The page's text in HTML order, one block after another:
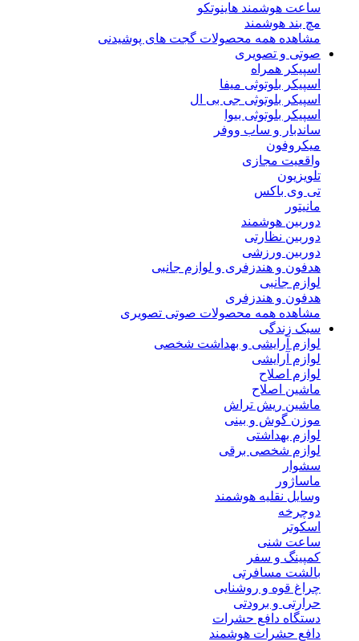
ساعت هوشمند هاینوتکو
مچ بند هوشمند
مشاهده همه محصولات گجت های پوشیدنی
صوتی و تصویری
اسپیکر همراه
اسپیکر بلوتوثی میفا
اسپیکر بلوتوثی جی بی ال
اسپیکر بلوتوثی بیوا
ساندبار و ساب ووفر
میکروفون
واقعیت مجازی
تلویزیون
تی وی باکس
مانیتور
دوربین هوشمند
دوربین نظارتی
دوربین ورزشی
هدفون و هندزفری و لوازم جانبی
لوازم جانبی
هدفون و هندزفری
مشاهده همه محصولات صوتی تصویری
سبک زندگی
لوازم آرایشی و بهداشت شخصی
لوازم آرایشی
لوازم اصلاح
ماشین اصلاح
ماشین ریش تراش
موزن گوش و بینی
لوازم بهداشتی
لوازم شخصی برقی
سشوار
ماساژور
وسایل نقلیه هوشمند
دوچرخه
اسکوتر
ساعت شنی
کمپینگ و سفر
بالشت مسافرتی
چراغ قوه و روشنایی
حرارتی و برودتی
دستگاه دافع حشرات
دافع حشرات هوشمند